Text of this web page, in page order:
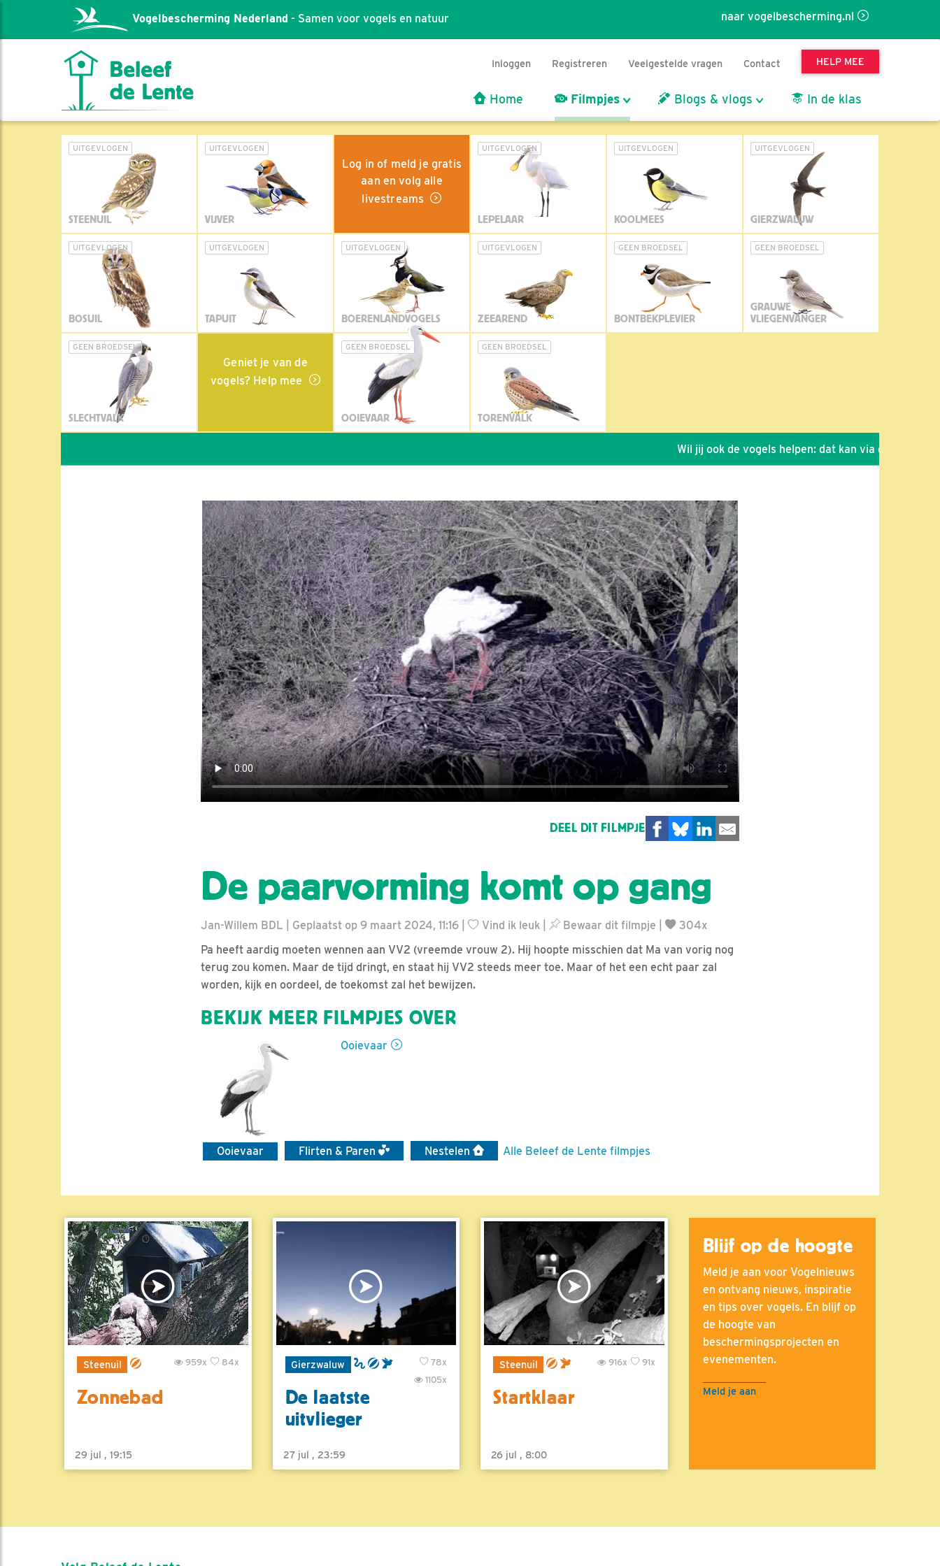
naar vogelbescherming.nl
Vogelbescherming Nederland - Samen voor vogels en natuur
Inloggen Registreren Veelgestelde vragen Contact HELP MEE
Home Filmpjes Blogs & vlogs In de klas
UITGEVLOGEN
STEENUIL
UITGEVLOGEN
VIJVER
Log in of meld je gratis
aan en volg alle
livestreams
UITGEVLOGEN
LEPELAAR
UITGEVLOGEN
KOOLMEES
UITGEVLOGEN
GIERZWALUW
UITGEVLOGEN
BOSUIL
UITGEVLOGEN
TAPUIT
UITGEVLOGEN
BOERENLANDVOGELS
UITGEVLOGEN
ZEEAREND
GEEN BROEDSEL
BONTBEKPLEVIER
GEEN BROEDSEL
GRAUWE
VLIEGENVANGER
GEEN BROEDSEL
SLECHTVALK
Geniet je van de
vogels? Help mee
GEEN BROEDSEL
OOIEVAAR
GEEN BROEDSEL
TORENVALK
Wil jij ook de vogels helpen: dat kan via de link!
DEEL DIT FILMPJE
De paarvorming komt op gang
Jan-Willem BDL | Geplaatst op 9 maart 2024, 11:16 | Vind ik leuk Bewaar dit filmpje
304x
Pa heeft aardig moeten wennen aan VV2 (vreemde vrouw 2). Hij hoopte misschien dat Ma van vorig nog
terug zou komen. Maar de tijd dringt, en staat hij VV2 steeds meer toe. Maar of het een echt paar zal
worden, kijk en oordeel, de toekomst zal het bewijzen.
BEKIJK MEER FILMPJES OVER
Ooievaar
Ooievaar Flirten & Paren Nestelen Alle Beleef de Lente filmpjes
Steenuil 84x
959x
Zonnebad
29 jul , 19:15
Gierzwaluw
78x
1105x
De laatste
uitvlieger
27 jul , 23:59
Steenuil 91x
916x
Startklaar
26 jul , 8:00
Blijf op de hoogte
Meld je aan voor Vogelnieuws
en ontvang nieuws, inspiratie
en tips over vogels. En blijf op
de hoogte van
beschermingsprojecten en
evenementen.
Meld je aan